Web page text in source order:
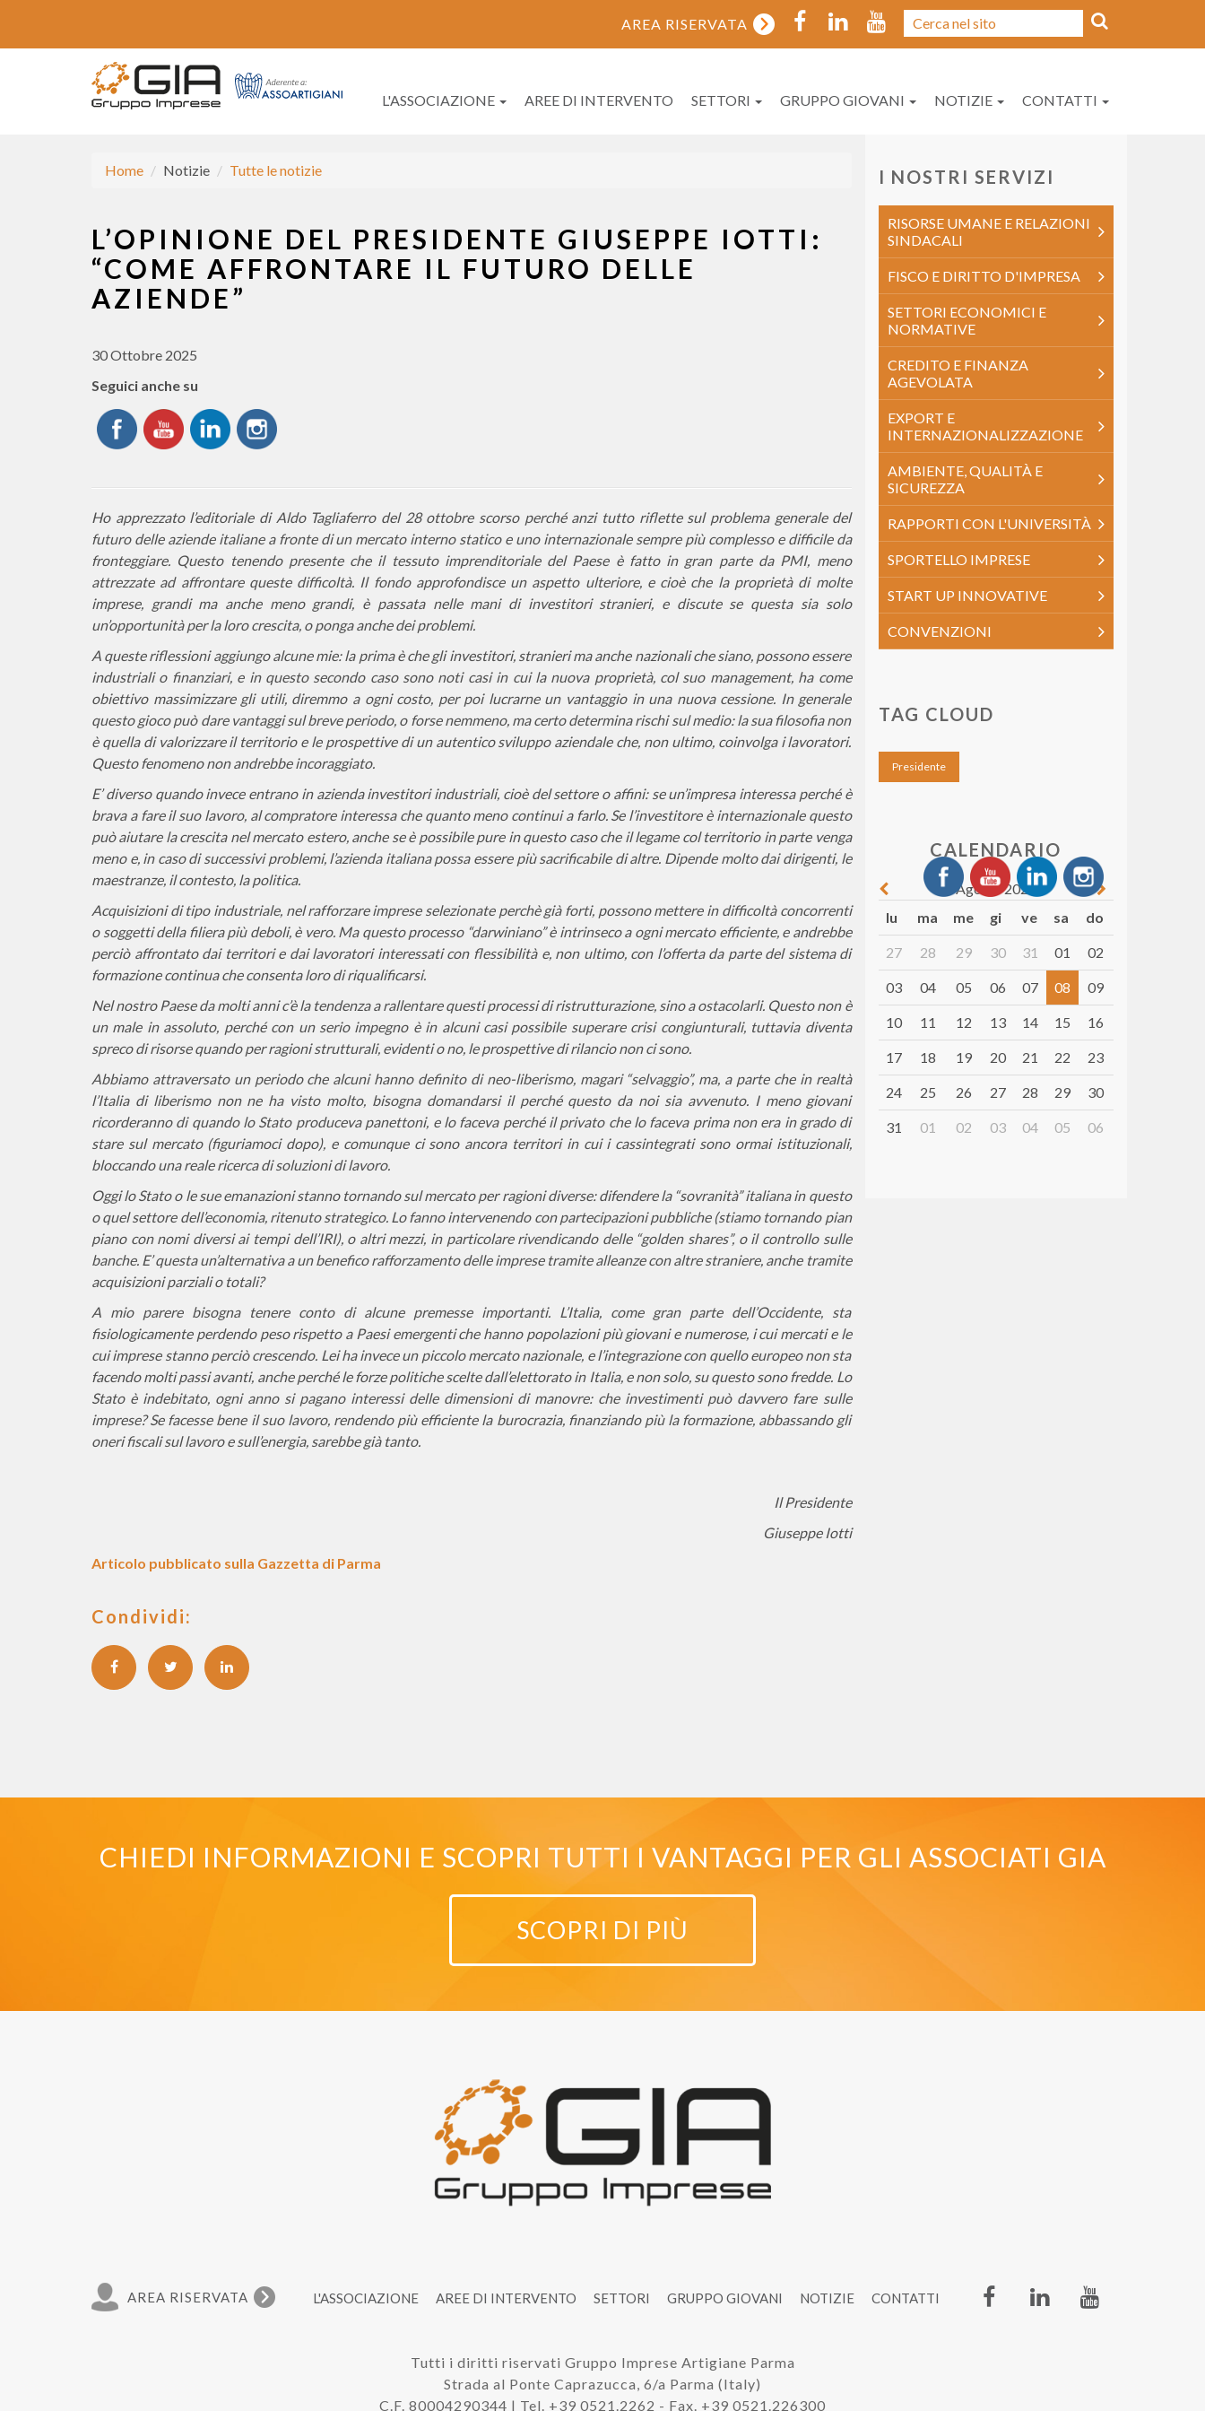
AREA RISERVATA
L'ASSOCIAZIONE AREE DI INTERVENTO SETTORI GRUPPO GIOVANI NOTIZIE CONTATTI
Home Notizie Tutte le notizie
L’OPINIONE DEL PRESIDENTE GIUSEPPE IOTTI:
“COME AFFRONTARE IL FUTURO DELLE
AZIENDE”
30 Ottobre 2025
Seguici anche su
Ho apprezzato l’editoriale di Aldo Tagliaferro del 28 ottobre scorso perché anzi tutto riflette sul problema generale del
futuro delle aziende italiane a fronte di un mercato interno statico e uno internazionale sempre più complesso e difficile da
fronteggiare. Questo tenendo presente che il tessuto imprenditoriale del Paese è fatto in gran parte da PMI, meno
attrezzate ad affrontare queste difficoltà. Il fondo approfondisce un aspetto ulteriore, e cioè che la proprietà di molte
imprese, grandi ma anche meno grandi, è passata nelle mani di investitori stranieri, e discute se questa sia solo
un’opportunità per la loro crescita, o ponga anche dei problemi.
A queste riflessioni aggiungo alcune mie: la prima è che gli investitori, stranieri ma anche nazionali che siano, possono essere
industriali o finanziari, e in questo secondo caso sono noti casi in cui la nuova proprietà, col suo management, ha come
obiettivo massimizzare gli utili, diremmo a ogni costo, per poi lucrarne un vantaggio in una nuova cessione. In generale
questo gioco può dare vantaggi sul breve periodo, o forse nemmeno, ma certo determina rischi sul medio: la sua filosofia non
è quella di valorizzare il territorio e le prospettive di un autentico sviluppo aziendale che, non ultimo, coinvolga i lavoratori.
Questo fenomeno non andrebbe incoraggiato.
E’ diverso quando invece entrano in azienda investitori industriali, cioè del settore o affini: se un’impresa interessa perché è
brava a fare il suo lavoro, al compratore interessa che quanto meno continui a farlo. Se l’investitore è internazionale questo
può aiutare la crescita nel mercato estero, anche se è possibile pure in questo caso che il legame col territorio in parte venga
meno e, in caso di successivi problemi, l’azienda italiana possa essere più sacrificabile di altre. Dipende molto dai dirigenti, le
maestranze, il contesto, la politica.
Acquisizioni di tipo industriale, nel rafforzare imprese selezionate perchè già forti, possono mettere in difficoltà concorrenti
o soggetti della filiera più deboli, è vero. Ma questo processo “darwiniano” è intrinseco a ogni mercato efficiente, e andrebbe
perciò affrontato dai territori e dai lavoratori interessati con flessibilità e, non ultimo, con l’offerta da parte del sistema di
formazione continua che consenta loro di riqualificarsi.
Nel nostro Paese da molti anni c’è la tendenza a rallentare questi processi di ristrutturazione, sino a ostacolarli. Questo non è
un male in assoluto, perché con un serio impegno è in alcuni casi possibile superare crisi congiunturali, tuttavia diventa
spreco di risorse quando per ragioni strutturali, evidenti o no, le prospettive di rilancio non ci sono.
Abbiamo attraversato un periodo che alcuni hanno definito di neo-liberismo, magari “selvaggio”, ma, a parte che in realtà
l’Italia di liberismo non ne ha visto molto, bisogna domandarsi il perché questo da noi sia avvenuto. I meno giovani
ricorderanno di quando lo Stato produceva panettoni, e lo faceva perché il privato che lo faceva prima non era in grado di
stare sul mercato (figuriamoci dopo), e comunque ci sono ancora territori in cui i cassintegrati sono ormai istituzionali,
bloccando una reale ricerca di soluzioni di lavoro.
Oggi lo Stato o le sue emanazioni stanno tornando sul mercato per ragioni diverse: difendere la “sovranità” italiana in questo
o quel settore dell’economia, ritenuto strategico. Lo fanno intervenendo con partecipazioni pubbliche (stiamo tornando pian
piano con nomi diversi ai tempi dell’IRI), o altri mezzi, in particolare rivendicando delle “golden shares”, o il controllo sulle
banche. E’ questa un’alternativa a un benefico rafforzamento delle imprese tramite alleanze con altre straniere, anche tramite
acquisizioni parziali o totali?
A mio parere bisogna tenere conto di alcune premesse importanti. L’Italia, come gran parte dell’Occidente, sta
fisiologicamente perdendo peso rispetto a Paesi emergenti che hanno popolazioni più giovani e numerose, i cui mercati e le
cui imprese stanno perciò crescendo. Lei ha invece un piccolo mercato nazionale, e l’integrazione con quello europeo non sta
facendo molti passi avanti, anche perché le forze politiche scelte dall’elettorato in Italia, e non solo, su questo sono fredde. Lo
Stato è indebitato, ogni anno si pagano interessi delle dimensioni di manovre: che investimenti può davvero fare sulle
imprese? Se facesse bene il suo lavoro, rendendo più efficiente la burocrazia, finanziando più la formazione, abbassando gli
oneri fiscali sul lavoro e sull’energia, sarebbe già tanto.
Il Presidente
Giuseppe Iotti
Articolo pubblicato sulla Gazzetta di Parma
Condividi:
I NOSTRI SERVIZI
RISORSE UMANE E RELAZIONI
SINDACALI
FISCO E DIRITTO D'IMPRESA
SETTORI ECONOMICI E
NORMATIVE
CREDITO E FINANZA
AGEVOLATA
EXPORT E
INTERNAZIONALIZZAZIONE
AMBIENTE, QUALITÀ E
SICUREZZA
RAPPORTI CON L'UNIVERSITÀ
SPORTELLO IMPRESE
START UP INNOVATIVE
CONVENZIONI
TAG CLOUD
Presidente
CALENDARIO
Agosto 2026
lu
ma me gi ve sa do
27 28 29 30 31 01 02
03 04 05 06 07 08 09
10 11 12 13 14 15 16
17 18 19 20 21 22 23
24 25 26 27 28 29 30
31 01 02 03 04 05 06
CHIEDI INFORMAZIONI E SCOPRI TUTTI I VANTAGGI PER GLI ASSOCIATI GIA
SCOPRI DI PIÙ
AREA RISERVATA L'ASSOCIAZIONE AREE DI INTERVENTO SETTORI GRUPPO GIOVANI NOTIZIE CONTATTI
Tutti i diritti riservati Gruppo Imprese Artigiane Parma
Strada al Ponte Caprazucca, 6/a Parma (Italy)
C.F. 80004290344 | Tel. +39 0521.2262 - Fax. +39 0521.226300